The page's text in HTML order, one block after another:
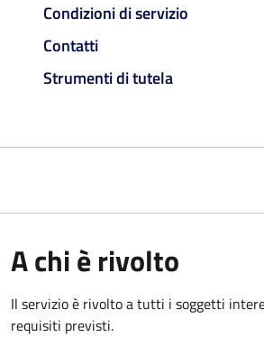
Condizioni di servizio
Contatti
Strumenti di tutela
A chi è rivolto
Il servizio è rivolto a tutti i soggetti
requisiti previsti.